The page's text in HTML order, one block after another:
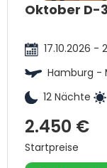
Oktober D-
17.10.2026 -
Hamburg -
12 Nächte
2.450 €
Startpreise